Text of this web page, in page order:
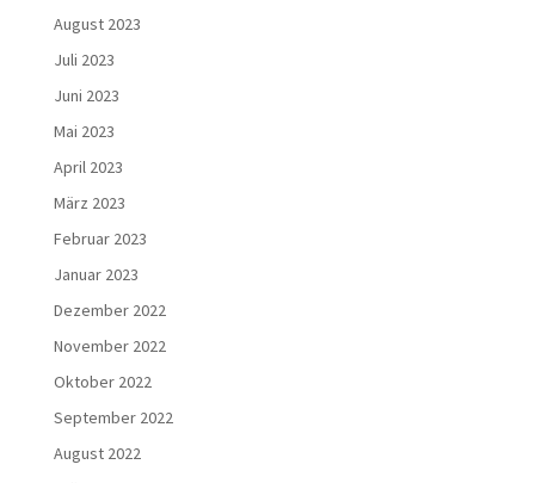
August 2023
Juli 2023
Juni 2023
Mai 2023
April 2023
März 2023
Februar 2023
Januar 2023
Dezember 2022
November 2022
Oktober 2022
September 2022
August 2022